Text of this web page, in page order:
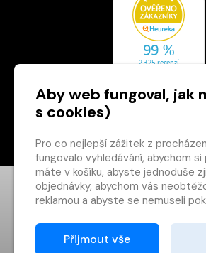
×
Máte u
účet?
Registrací
Aby web fungoval, jak
s cookies)
Pro co nejlepší zážitek z
fungovalo vyhledávání, abychom
máte v košíku, abyste jednoduše
objednávky, abychom vás
reklamou a abyste se nemuseli
Proto od vás potřebujeme
souborů cookies, tj. malých
Přijmout vše